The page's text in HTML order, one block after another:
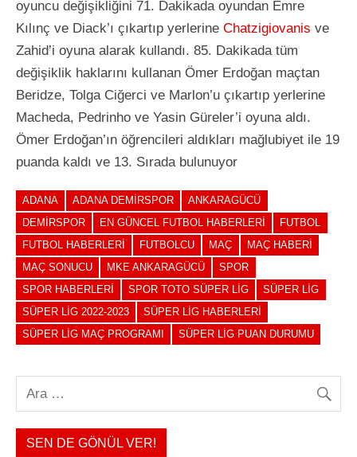
oyuncu değişikliğini 71. Dakikada oyundan Emre
Kılınç ve Diack’ı çıkartıp yerlerineChatzigiovanis ve
Zahid’i oyuna alarak kullandı. 85. Dakikada tüm
değişiklik haklarını kullanan Ömer Erdoğan maçtan
Beridze, Tolga Ciğerci ve Marlon’u çıkartıp yerlerine
Macheda, Pedrinho ve Yasin Güreler’i oyuna aldı.
Ömer Erdoğan’ın öğrencileri aldıkları mağlubiyet ile 19
puanda kaldı ve 13. Sırada bulunuyor
ADANA ADANA DEMIRSPOR
ANKARAGÜCÜ
DEMIRSPOR
EN GÜNCEL FUTBOL HABERLERI
FUTBOL
FUTBOL HABERLERI
FUTBOLCU MAÇ
MAÇ HABERI
MAÇ SONUCU
MKE ANKARAGÜCÜ
SPOR
SPOR HABERLERI
SPOR TOTO SÜPER LIG
SÜPER LIG
SÜPER LIG 2022-2023
SÜPER LIG HABERLERI
SÜPER LIG MAÇ PROGRAMI
SÜPER LIG PUAN DURUMU
SEN DE GÖNÜL VER!